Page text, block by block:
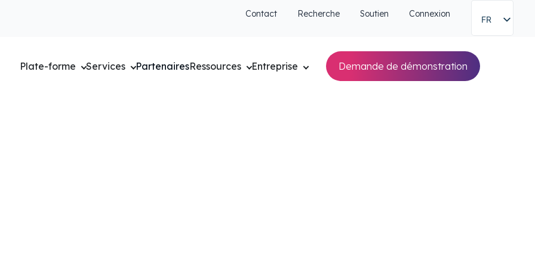
Contact Recherche Soutien Connexion FR
Plate-forme Services PartenairesRessources Entreprise Demande de démonstration